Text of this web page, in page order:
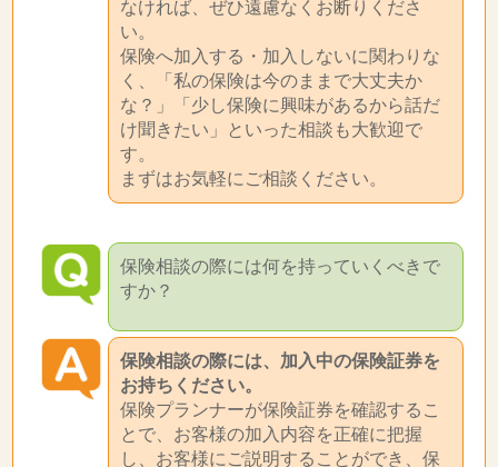
なければ、ぜひ遠慮なくお断りくださ
い。
保険へ加入する・加入しないに関わりな
く、「私の保険は今のままで大丈夫か
な？」「少し保険に興味があるから話だ
け聞きたい」といった相談も大歓迎で
す。
まずはお気軽にご相談ください。
保険相談の際には何を持っていくべきで
すか？
保険相談の際には、加入中の保険証券を
お持ちください。
保険プランナーが保険証券を確認するこ
とで、お客様の加入内容を正確に把握
し、お客様にご説明することができ、保